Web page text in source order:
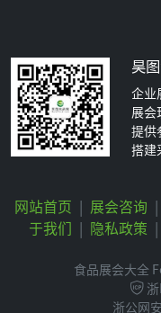
昊
企业
展会
提供
搭建
网站首页 | 展会咨询 |
于我们 | 隐私政策 |
食品展会大全
浙公网